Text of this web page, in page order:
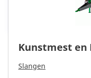
Kunstmest en
Slangen